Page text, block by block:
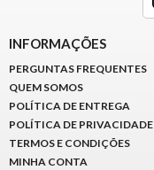
INFORMAÇÕES
PERGUNTAS FREQUENTES
QUEM SOMOS
POLÍTICA DE ENTREGA
POLÍTICA DE PRIVACIDADE
TERMOS E CONDIÇÕES
MINHA CONTA